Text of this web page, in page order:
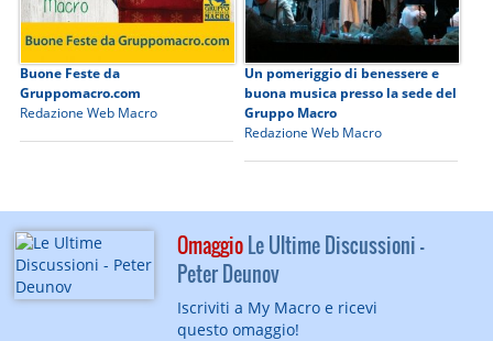
Buone Feste da
Gruppomacro.com
Redazione Web Macro
Un pomeriggio di benessere e
buona musica presso la sede del
Gruppo Macro
Redazione Web Macro
OmaggioLe Ultime Discussioni -
Peter Deunov
Iscriviti a My Macro e ricevi
questo omaggio!